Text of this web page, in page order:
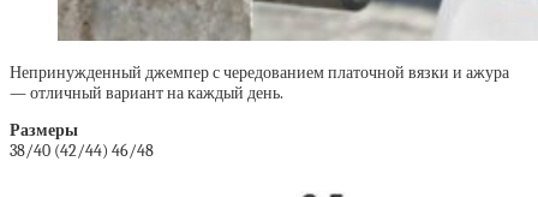
Непринужденный джемпер с чередованием платочной вязки и ажура
— отличный вариант на каждый день.
Размеры
38/40 (42/44) 46/48